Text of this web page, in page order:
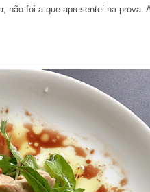
não foi a que apresentei na prova.